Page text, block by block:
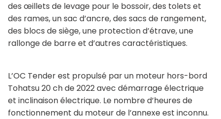
des œillets de levage pour le bossoir, des tolets et
des rames, un sac d’ancre, des sacs de rangement,
des blocs de siège, une protection d’étrave, une
rallonge de barre et d’autres caractéristiques.
L’OC Tender est propulsé par un moteur hors-bord
Tohatsu 20 ch de 2022 avec démarrage électrique
et inclinaison électrique. Le nombre d’heures de
fonctionnement du moteur de l’annexe est inconnu.